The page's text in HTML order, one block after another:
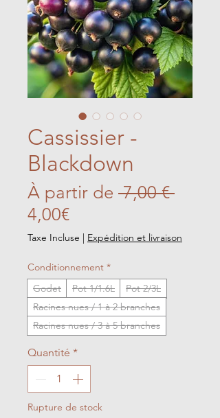
Cassissier -
Blackdown
À partir de 7,00 € Prix
4,00€Prix
promotionnel
Taxe Incluse Expédition et livraison
Conditionnement *
Godet
Pot 1/1.6L
Pot 2/3L
Racines nues / 1 à 2 branches
Racines nues / 3 à 5 branches
Quantité *
Rupture de stock